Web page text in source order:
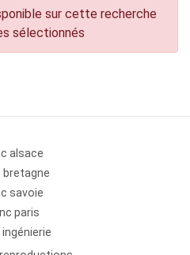
sur cette recherche
sélectionnés
alsace
bretagne
savoie
paris